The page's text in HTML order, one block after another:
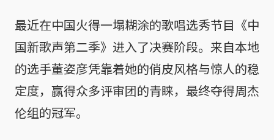
最近在中国火得一塌糊涂的歌唱选秀节目《中
国新歌声第二季》进入了决赛阶段。来自本地
的选手董姿彦凭靠着她的俏皮风格与惊人的稳
定度，赢得众多评审团的青睐，最终夺得周杰
伦组的冠军。